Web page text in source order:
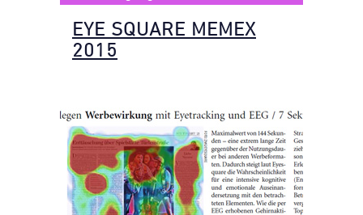
EYE SQUARE MEMEX
2015